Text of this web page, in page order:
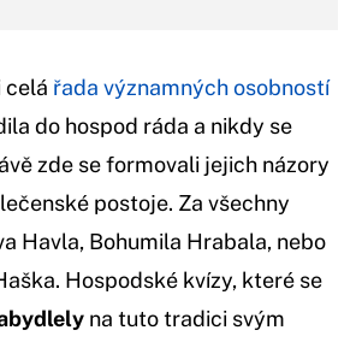
celá řada významných osobností
do hospod ráda a nikdy se
zde se formovali jejich názory
postoje. Za všechny
Havla, Bohumila Hrabala, nebo
Hospodské kvízy, které se
na tuto tradici svým